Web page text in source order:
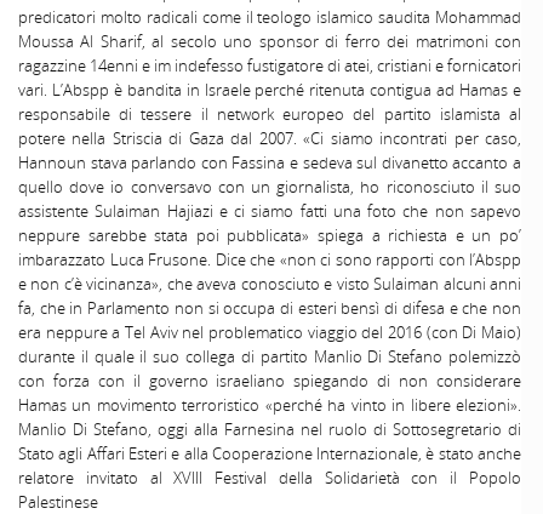
predicatori molto radicali come il teologo islamico saudita Mohammad
Moussa Al Sharif, al secolo uno sponsor di ferro dei matrimoni con
ragazzine 14enni e im indefesso fustigatore di atei, cristiani e fornicatori
vari. L’Abspp è bandita in Israele perché ritenuta contigua ad Hamas e
responsabile di tessere il network europeo del partito islamista al
potere nella Striscia di Gaza dal 2007. «Ci siamo incontrati per caso,
Hannoun stava parlando con Fassina e sedeva sul divanetto accanto a
quello dove io conversavo con un giornalista, ho riconosciuto il suo
assistente Sulaiman Hajiazi e ci siamo fatti una foto che non sapevo
neppure sarebbe stata poi pubblicata» spiega a richiesta e un po’
imbarazzato Luca Frusone. Dice che «non ci sono rapporti con l’Abspp
e non c’è vicinanza», che aveva conosciuto e visto Sulaiman alcuni anni
fa, che in Parlamento non si occupa di esteri bensì di difesa e che non
era neppure a Tel Aviv nel problematico viaggio del 2016 (con Di Maio)
durante il quale il suo collega di partito Manlio Di Stefano polemizzò
con forza con il governo israeliano spiegando di non considerare
Hamas un movimento terroristico «perché ha vinto in libere elezioni».
Manlio Di Stefano, oggi alla Farnesina nel ruolo di Sottosegretario di
Stato agli Affari Esteri e alla Cooperazione Internazionale, è stato anche
relatore invitato al XVIII Festival della Solidarietà con il Popolo
Palestinese